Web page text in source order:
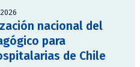
nacional del
para
de Chile